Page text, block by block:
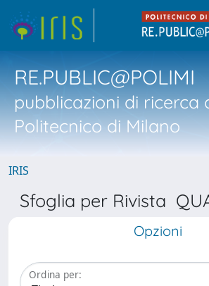
RE.PUBLIC@POLIMI
pubblicazioni di ricerca
Politecnico di Milano
IRIS
Sfoglia per Rivista
Opzioni
Ordina per: